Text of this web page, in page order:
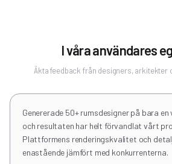
I våra användares
Äkta feedback från designers, arkitekter
Genererade 50+ rumsdesigner på bara en
och resultaten har helt förvandlat vårt
Plattformens renderingskvalitet och
enastående jämfört med konkurrenterna.